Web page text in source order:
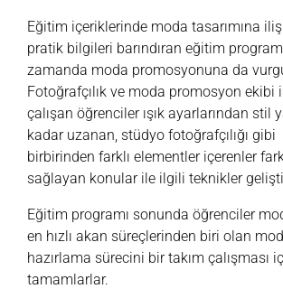
Eğitim içeriklerinde moda tasarımına
pratik bilgileri barındıran eğitim
zamanda moda promosyonuna da
Fotoğrafçılık ve moda promosyon ekibi
çalışan öğrenciler ışık ayarlarından stil
kadar uzanan, stüdyo fotoğrafçılığı gibi
birbirinden farklı elementler içerenler
sağlayan konular ile ilgili teknikler
Eğitim programı sonunda öğrenciler
en hızlı akan süreçlerinden biri olan
hazırlama sürecini bir takım çalışması
tamamlarlar.